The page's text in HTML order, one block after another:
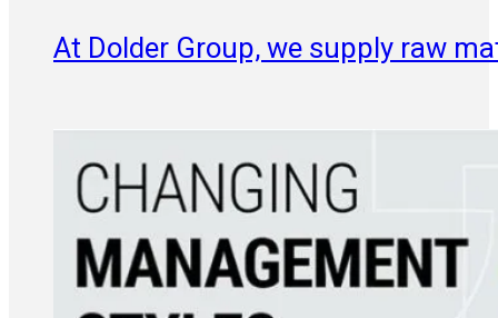
At Dolder Group, we supply raw